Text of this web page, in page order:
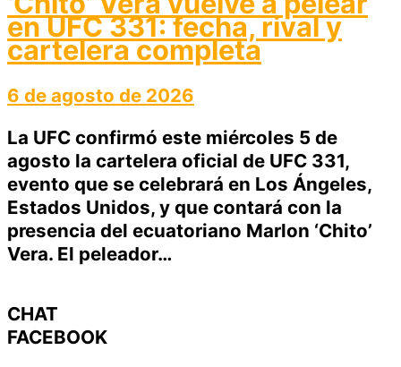
en UFC 331: fecha, rival y
cartelera completa
6 de agosto de 2026
La UFC confirmó este miércoles 5 de
agosto la cartelera oficial de UFC 331,
evento que se celebrará en Los Ángeles,
Estados Unidos, y que contará con la
presencia del ecuatoriano Marlon ‘Chito’
Vera. El peleador…
CHAT
FACEBOOK